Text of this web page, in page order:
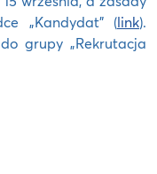
„Kandydat” (link).
grupy „Rekrutacja